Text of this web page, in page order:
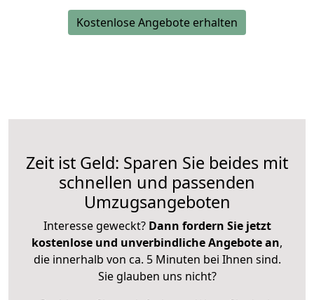
Kostenlose Angebote erhalten
Zeit ist Geld: Sparen Sie beides mit
schnellen und passenden
Umzugsangeboten
Interesse geweckt? Dann fordern Sie jetzt
kostenlose und unverbindliche Angebote an,
die innerhalb von ca. 5 Minuten bei Ihnen sind.
Sie glauben uns nicht?